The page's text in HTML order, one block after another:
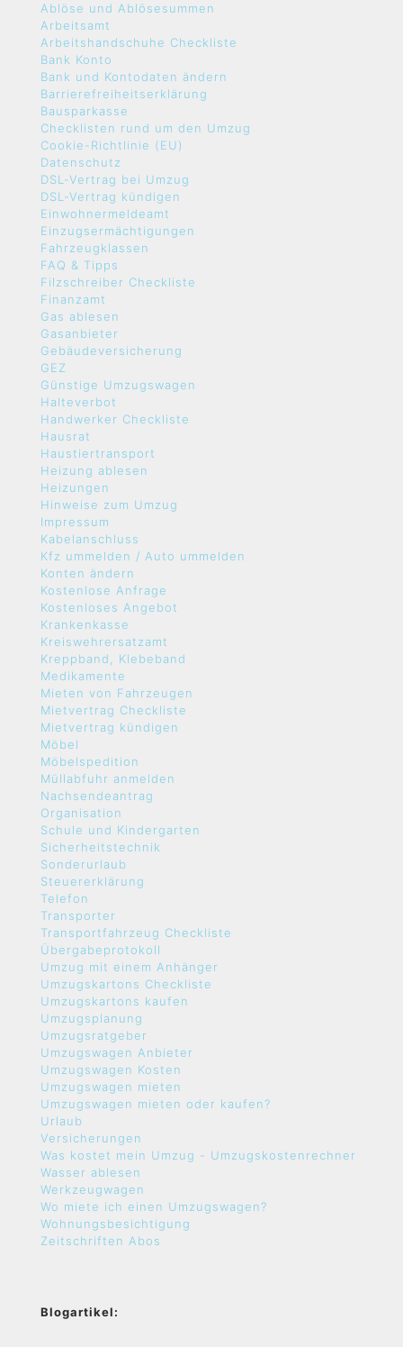
Ablöse und Ablösesummen
Arbeitsamt
Arbeitshandschuhe Checkliste
Bank Konto
Bank und Kontodaten ändern
Barrierefreiheitserklärung
Bausparkasse
Checklisten rund um den Umzug
Cookie-Richtlinie (EU)
Datenschutz
DSL-Vertrag bei Umzug
DSL-Vertrag kündigen
Einwohnermeldeamt
Einzugsermächtigungen
Fahrzeugklassen
FAQ & Tipps
Filzschreiber Checkliste
Finanzamt
Gas ablesen
Gasanbieter
Gebäudeversicherung
GEZ
Günstige Umzugswagen
Halteverbot
Handwerker Checkliste
Hausrat
Haustiertransport
Heizung ablesen
Heizungen
Hinweise zum Umzug
Impressum
Kabelanschluss
Kfz ummelden / Auto ummelden
Konten ändern
Kostenlose Anfrage
Kostenloses Angebot
Krankenkasse
Kreiswehrersatzamt
Kreppband, Klebeband
Medikamente
Mieten von Fahrzeugen
Mietvertrag Checkliste
Mietvertrag kündigen
Möbel
Möbelspedition
Müllabfuhr anmelden
Nachsendeantrag
Organisation
Schule und Kindergarten
Sicherheitstechnik
Sonderurlaub
Steuererklärung
Telefon
Transporter
Transportfahrzeug Checkliste
Übergabeprotokoll
Umzug mit einem Anhänger
Umzugskartons Checkliste
Umzugskartons kaufen
Umzugsplanung
Umzugsratgeber
Umzugswagen Anbieter
Umzugswagen Kosten
Umzugswagen mieten
Umzugswagen mieten oder kaufen?
Urlaub
Versicherungen
Was kostet mein Umzug - Umzugskostenrechner
Wasser ablesen
Werkzeugwagen
Wo miete ich einen Umzugswagen?
Wohnungsbesichtigung
Zeitschriften Abos
Blogartikel: